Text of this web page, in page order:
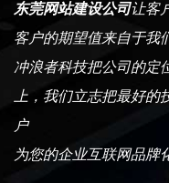
东莞网站建设公司让客
客户的期望值来自于我
冲浪者科技把公司的定
上，我们立志把最好
户
为您的企业互联网品牌